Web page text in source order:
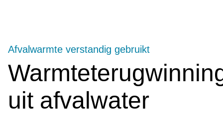
uit afvalwater
Afvalwarmte verstandig gebruikt